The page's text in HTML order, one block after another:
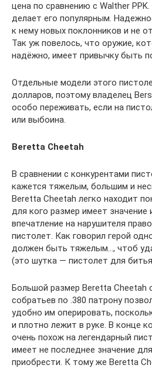
цена по сравнению с Walther
делает его популярным.
к нему новых поклонников и не
Так уж повелось, что оружие,
надёжно, имеет привычку быть
Отдельные модели этого
долларов, поэтому владелец
особо переживать, если на
или выбоина.
Beretta Cheetah
В сравнении с конкурентами
кажется тяжелым, большим и
Beretta Cheetah легко находит
для кого размер имеет значение
впечатление на нарушителя
пистолет. Как говорил герой
должен быть тяжелым…, чтоб
(это шутка — пистолет для
Большой размер Beretta Cheetah
собратьев по .380 патрону
удобно им оперировать,
и плотно лежит в руке. В конце
очень похож на легендарный
имеет не последнее значение
приобрести. К тому же Beretta